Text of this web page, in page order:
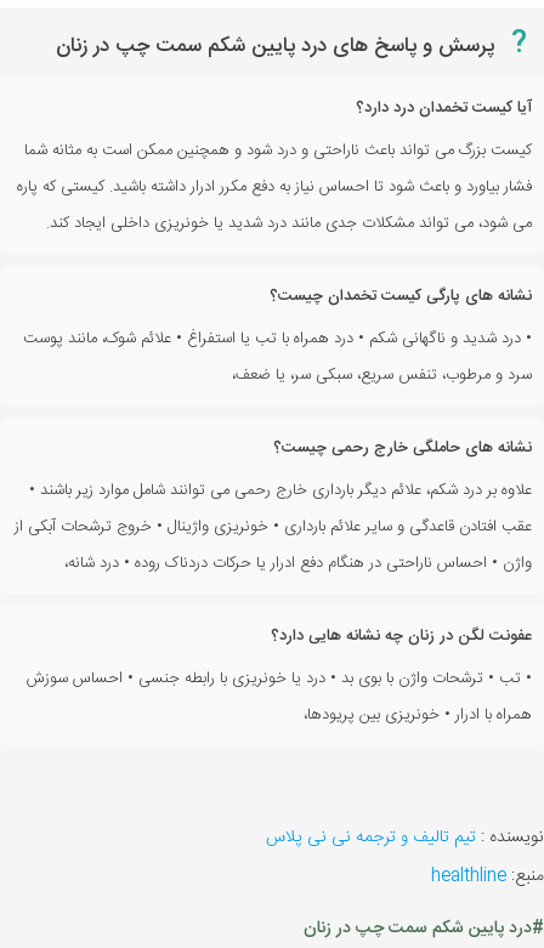
? پرسش و پاسخ های درد پایین شکم سمت چپ در زنان
آیا کیست تخمدان درد دارد؟
کیست بزرگ می تواند باعث ناراحتی و درد شود و همچنین ممکن است به مثانه شما
فشار بیاورد و باعث شود تا احساس نیاز به دفع مکرر ادرار داشته باشید. کیستی که پاره
می شود، می تواند مشکلات جدی مانند درد شدید یا خونریزی داخلی ایجاد کند.
نشانه های پارگی کیست تخمدان چیست؟
• درد شدید و ناگهانی شکم • درد همراه با تب یا استفراغ • علائم شوک، مانند پوست
سرد و مرطوب، تنفس سریع، سبکی سر، یا ضعف،
نشانه های حاملگی خارج رحمی چیست؟
علاوه بر درد شکم، علائم دیگر بارداری خارج رحمی می توانند شامل موارد زیر باشند •
عقب افتادن قاعدگی و سایر علائم بارداری • خونریزی واژینال • خروج ترشحات آبکی از
واژن • احساس ناراحتی در هنگام دفع ادرار یا حرکات دردناک روده • درد شانه،
عفونت لگن در زنان چه نشانه هایی دارد؟
• تب • ترشحات واژن با بوی بد • درد یا خونریزی با رابطه جنسی • احساس سوزش
همراه با ادرار • خونریزی بین پریودها،
نویسنده : تیم تالیف و ترجمه نی نی پلاس
منبع: healthline
#درد پایین شکم سمت چپ در زنان